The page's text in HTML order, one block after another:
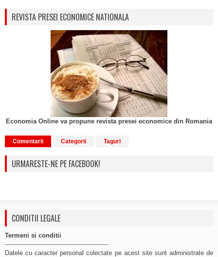
REVISTA PRESEI ECONOMICE NATIONALA
Economia Online va propune revista presei economice din Romania
Comentarii Categorii Taguri
URMARESTE-NE PE FACEBOOK!
CONDITII LEGALE
Termeni si conditii
-----------------------------------------------------
Datele cu caracter personal colectate pe acest site sunt administrate de